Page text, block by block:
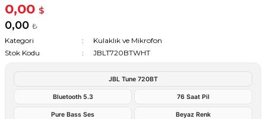
0,00 $
0,00 ₺
Kategori
Kulaklık ve Mikrofon
Stok Kodu
JBLT720BTWHT
JBL Tune 720BT
Bluetooth 5.3 76 Saat Pil
Pure Bass Ses Beyaz Renk